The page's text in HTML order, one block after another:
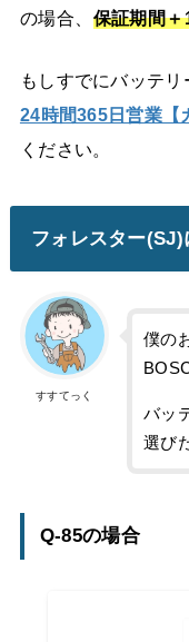
の場合、 保証期間＋
もしすでにバッテ
24時間365日営業【
ください。
フォレスター
すすてっく
僕の
バッ
選び
Q-85の場合